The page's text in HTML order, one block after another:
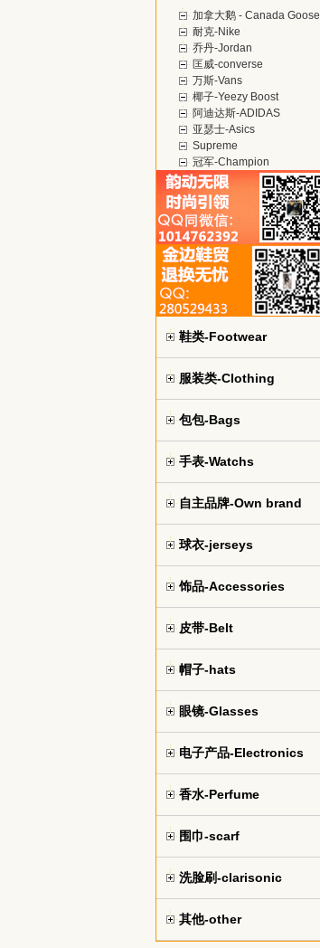
加拿大鹅 - Canada Goose
耐克-Nike
乔丹-Jordan
匡威-converse
万斯-Vans
椰子-Yeezy Boost
阿迪达斯-ADIDAS
亚瑟士-Asics
Supreme
冠军-Champion
鞋类-Footwear
服装类-Clothing
包包-Bags
手表-Watchs
自主品牌-Own brand
球衣-jerseys
饰品-Accessories
皮带-Belt
帽子-hats
眼镜-Glasses
电子产品-Electronics
香水-Perfume
围巾-scarf
洗脸刷-clarisonic
其他-other